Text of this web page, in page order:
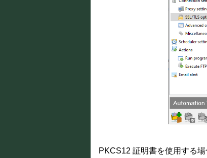
PKCS12 証明書を使用する